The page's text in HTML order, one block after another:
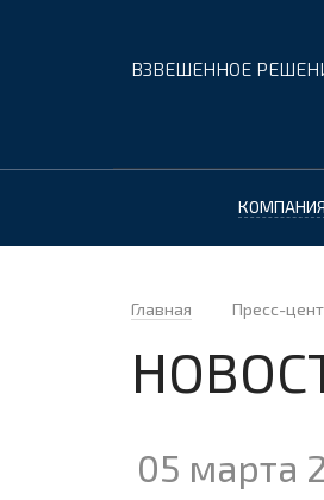
ВЗВЕШЕННОЕ
КОМПАНИЯ
Главная Пресс-
05 марта